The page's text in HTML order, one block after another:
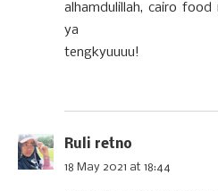
alhamdulillah, cairo
ya
tengkyuuuu!
Ruli retno
18 May 2021 at 18:44